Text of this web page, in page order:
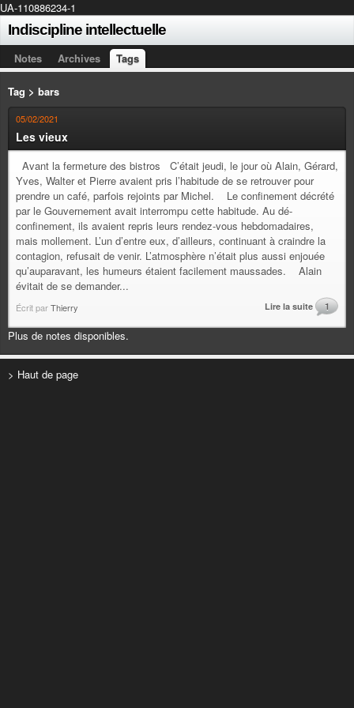
UA-110886234-1
Indiscipline intellectuelle
Notes Archives Tags
Tag > bars
05/02/2021
Les vieux
Avant la fermeture des bistros C’était jeudi, le jour où Alain, Gérard,
Yves, Walter et Pierre avaient pris l’habitude de se retrouver pour
prendre un café, parfois rejoints par Michel. Le confinement décrété
par le Gouvernement avait interrompu cette habitude. Au dé-
confinement, ils avaient repris leurs rendez-vous hebdomadaires,
mais mollement. L’un d’entre eux, d’ailleurs, continuant à craindre la
contagion, refusait de venir. L’atmosphère n’était plus aussi enjouée
qu’auparavant, les humeurs étaient facilement maussades. Alain
évitait de se demander...
Écrit parThierry Lire la suite 1
Plus de notes disponibles.
> Haut de page